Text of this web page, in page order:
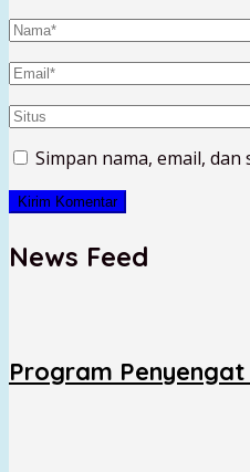
Simpan nama, email,
News Feed
Program